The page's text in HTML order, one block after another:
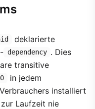
deklarierte
dependency . Dies
transitive
in jedem
installiert
Laufzeit nie